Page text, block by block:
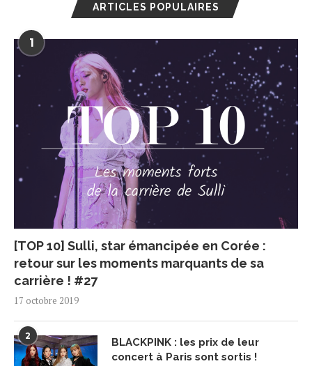
ARTICLES POPULAIRES
1
[TOP 10] Sulli, star émancipée en Corée :
retour sur les moments marquants de sa
carrière ! #27
17 octobre 2019
2
BLACKPINK : les prix de leur
concert à Paris sont sortis !